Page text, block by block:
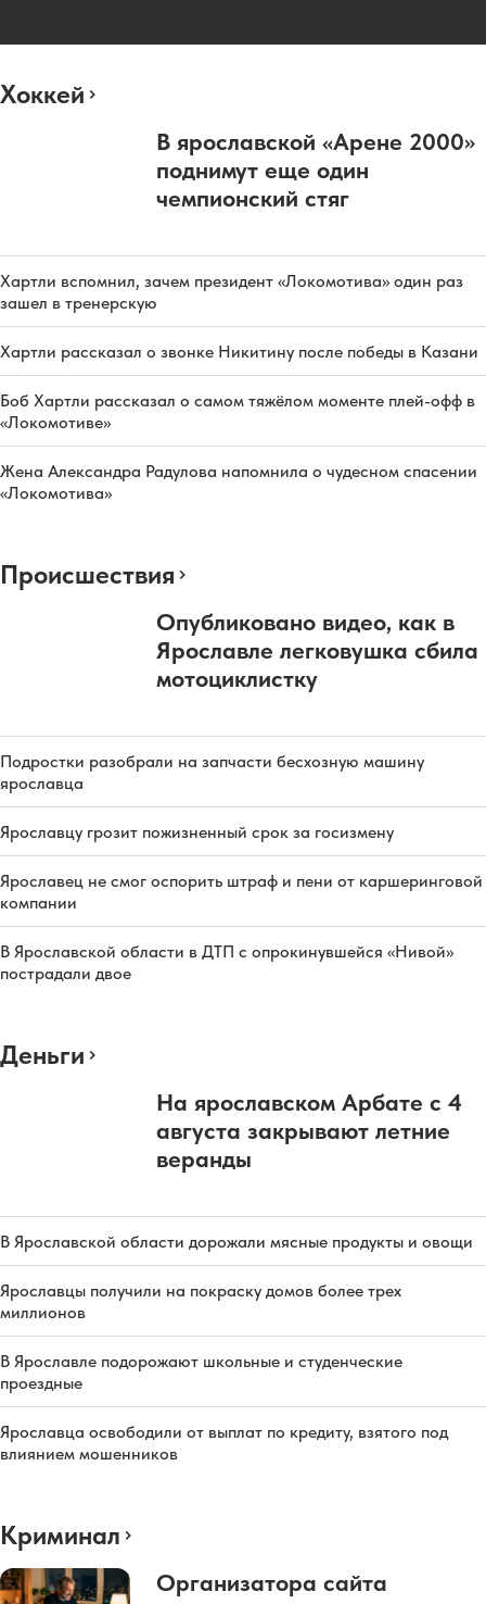
Хоккей
В ярославской «Арене 2000»
поднимут еще один
чемпионский стяг
Хартли вспомнил, зачем президент «Локомотива» один раз
зашел в тренерскую
Хартли рассказал о звонке Никитину после победы в Казани
Боб Хартли рассказал о самом тяжёлом моменте плей-офф в
«Локомотиве»
Жена Александра Радулова напомнила о чудесном спасении
«Локомотива»
Происшествия
Опубликовано видео, как в
Ярославле легковушка сбила
мотоциклистку
Подростки разобрали на запчасти бесхозную машину
ярославца
Ярославцу грозит пожизненный срок за госизмену
Ярославец не смог оспорить штраф и пени от каршеринговой
компании
В Ярославской области в ДТП с опрокинувшейся «Нивой»
пострадали двое
Деньги
На ярославском Арбате с 4
августа закрывают летние
веранды
В Ярославской области дорожали мясные продукты и овощи
Ярославцы получили на покраску домов более трех
миллионов
В Ярославле подорожают школьные и студенческие
проездные
Ярославца освободили от выплат по кредиту, взятого под
влиянием мошенников
Криминал
Организатора сайта